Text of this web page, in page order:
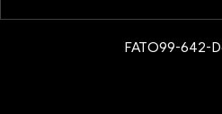
FATO99-642-